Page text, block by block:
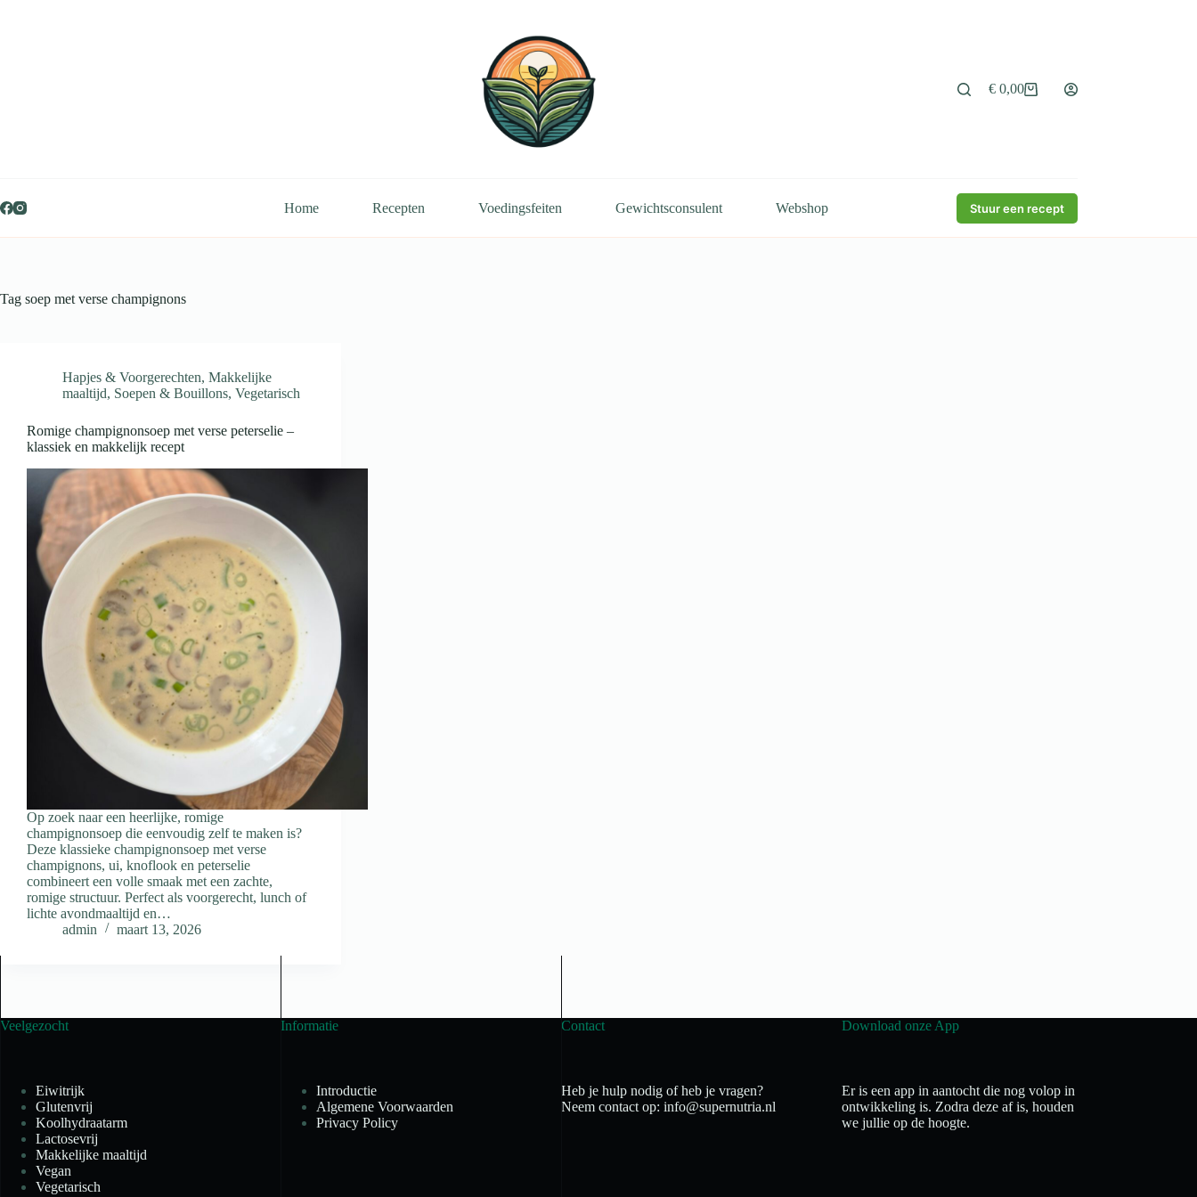
Winkelwagen
€0,00
Home Recepten Voedingsfeiten Gewichtsconsulent Webshop Stuur een recept
Tag soep met verse champignons
Hapjes & Voorgerechten, Makkelijke
maaltijd, Soepen & Bouillons, Vegetarisch
Romige champignonsoep met verse peterselie –
klassiek en makkelijk recept
Op zoek naar een heerlijke, romige
champignonsoep die eenvoudig zelf te maken is?
Deze klassieke champignonsoep met verse
champignons, ui, knoflook en peterselie
combineert een volle smaak met een zachte,
romige structuur. Perfect als voorgerecht, lunch of
lichte avondmaaltijd en…
admin
maart 13, 2026
Veelgezocht
Eiwitrijk
Glutenvrij
Koolhydraatarm
Lactosevrij
Makkelijke maaltijd
Vegan
Vegetarisch
Informatie
Introductie
Algemene Voorwaarden
Privacy Policy
Contact
Heb je hulp nodig of heb je vragen?
Neem contact op: info@supernutria.nl
Download onze App
Er is een app in aantocht die nog volop in
ontwikkeling is. Zodra deze af is, houden
we jullie op de hoogte.